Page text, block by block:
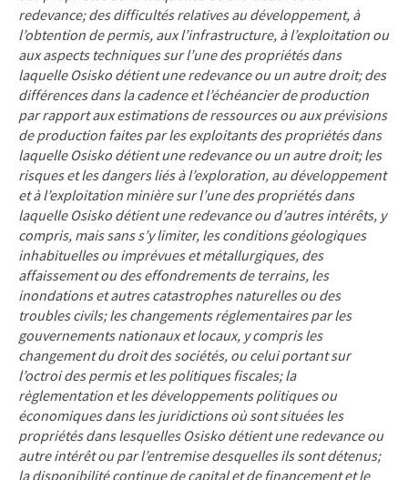
redevance; des difficultés relatives au développement, à
l’obtention de permis, aux l’infrastructure, à l’exploitation ou
aux aspects techniques sur l’une des propriétés dans
laquelle Osisko détient une redevance ou un autre droit; des
différences dans la cadence et l’échéancier de production
par rapport aux estimations de ressources ou aux prévisions
de production faites par les exploitants des propriétés dans
laquelle Osisko détient une redevance ou un autre droit; les
risques et les dangers liés à l’exploration, au développement
et à l’exploitation minière sur l’une des propriétés dans
laquelle Osisko détient une redevance ou d’autres intérêts, y
compris, mais sans s’y limiter, les conditions géologiques
inhabituelles ou imprévues et métallurgiques, des
affaissement ou des effondrements de terrains, les
inondations et autres catastrophes naturelles ou des
troubles civils; les changements réglementaires par les
gouvernements nationaux et locaux, y compris les
changement du droit des sociétés, ou celui portant sur
l’octroi des permis et les politiques fiscales; la
règlementation et les développements politiques ou
économiques dans les juridictions où sont situées les
propriétés dans lesquelles Osisko détient une redevance ou
autre intérêt ou par l’entremise desquelles ils sont détenus;
la disponibilité continue de capital et de financement et le